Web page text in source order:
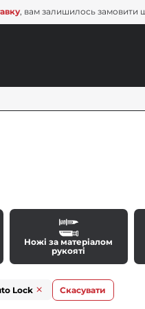
, вам залишилось замовити
Ножі за матеріалом
рукояті
Lock Скасувати